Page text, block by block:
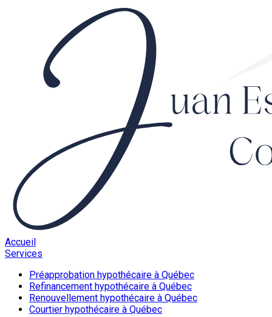
Accueil
Services
Préapprobation hypothécaire à Québec
Refinancement hypothécaire à Québec
Renouvellement hypothécaire à Québec
Courtier hypothécaire à Québec